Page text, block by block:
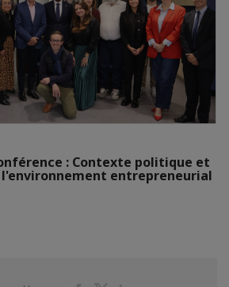
: Contexte politique et
entrepreneurial